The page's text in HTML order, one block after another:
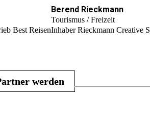
Best Reisen
Berend Rieckmann
Tourismus / Freizeit
Inhaber Rieckmann Creative
werden